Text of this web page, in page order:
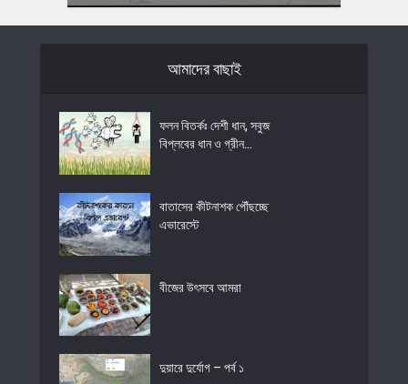
আমাদের বাছাই
ফলন বিতর্কঃ দেশী ধান, সবুজ
বিপ্লবের ধান ও গ্রীন...
বাতাসের কীটনাশক পৌঁছচ্ছে
এভারেস্টে
বীজের উৎসবে আমরা
দুয়ারে দুর্যোগ – পর্ব ১